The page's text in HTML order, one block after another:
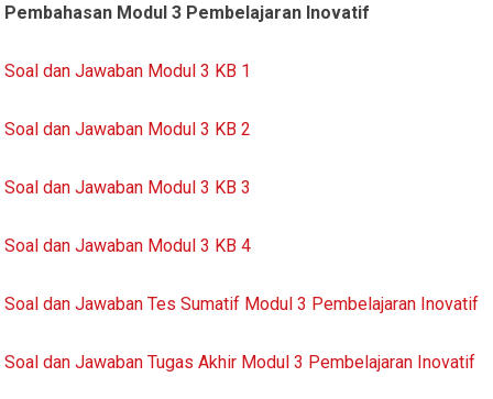
Pembahasan Modul 3 Pembelajaran Inovatif
Soal dan Jawaban Modul 3 KB 1
Soal dan Jawaban Modul 3 KB 2
Soal dan Jawaban Modul 3 KB 3
Soal dan Jawaban Modul 3 KB 4
Soal dan Jawaban Tes Sumatif Modul 3 Pembelajaran Inovatif
Soal dan Jawaban Tugas Akhir Modul 3 Pembelajaran Inovatif